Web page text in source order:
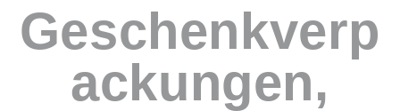
Geschenkverp
ackungen,